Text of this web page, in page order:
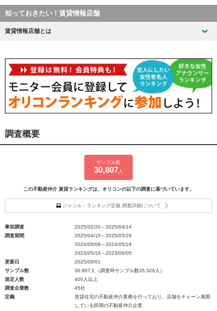
知っておきたい！賃貸情報店舗
賃貸情報店舗とは
調査概要
サンプル数
30,807人
この不動産仲介 賃貸ランキングは、オリコンの以下の調査に基づいています。
ジャンル・ランキング定義 調査詳細について
事前調査
2025/02/20～2025/04/14
調査期間
2025/04/15～2025/05/26
2024/05/08～2024/05/24
2023/05/16～2023/06/05
更新日
2025/09/01
サンプル数
30,807人（調査時サンプル数35,326人）
規定人数
400人以上
調査企業数
45社
定義
賃貸住宅の不動産仲介業務を行っており、店舗をチェーン展開
している民間の不動産仲介企業